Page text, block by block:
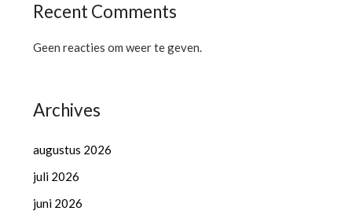
Recent Comments
Geen reacties om weer te geven.
Archives
augustus 2026
juli 2026
juni 2026